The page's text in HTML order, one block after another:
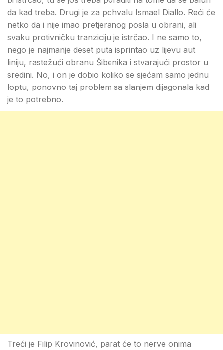
da kad treba. Drugi je za pohvalu Ismael Diallo. Reći će
netko da i nije imao pretjeranog posla u obrani, ali
svaku protivničku tranziciju je istrčao. I ne samo to,
nego je najmanje deset puta isprintao uz lijevu aut
liniju, rastežući obranu Šibenika i stvarajući prostor u
sredini. No, i on je dobio koliko se sjećam samo jednu
loptu, ponovno taj problem sa slanjem dijagonala kad
je to potrebno.
Treći je Filip Krovinović, parat će to nerve onima